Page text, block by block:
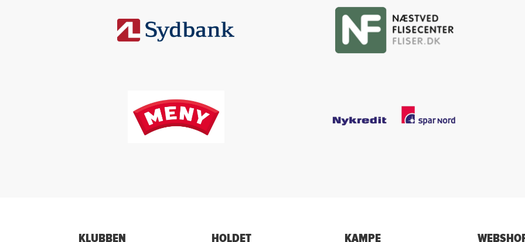
KLUBBEN HOLDET KAMPE